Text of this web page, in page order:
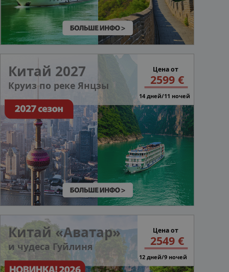
Китай 2027
Круиз по реке Янцзы
Цена от
2599 €
14 дней/11 ночей
Китай «Аватар»
и чудеса Гуйлиня
Цена от
2549 €
12 дней/9 ночей